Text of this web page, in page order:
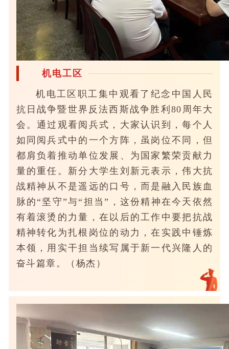
机电工区
机电工区职工集中观看了纪念中国人民
抗日战争暨世界反法西斯战争胜利80周年大
会。通过观看阅兵式，大家认识到，每个人
如同阅兵式中的一个方阵，虽岗位不同，但
都肩负着推动单位发展、为国家繁荣贡献力
量的重任。新分大学生刘新元表示，伟大抗
战精神从不是遥远的口号，而是融入民族血
脉的“坚守”与“担当”，这份精神在今天依然
有着滚烫的力量，在以后的工作中要把抗战
精神转化为扎根岗位的动力，在实践中锤炼
本领，用实干担当续写属于新一代兴隆人的
奋斗篇章。（杨杰）